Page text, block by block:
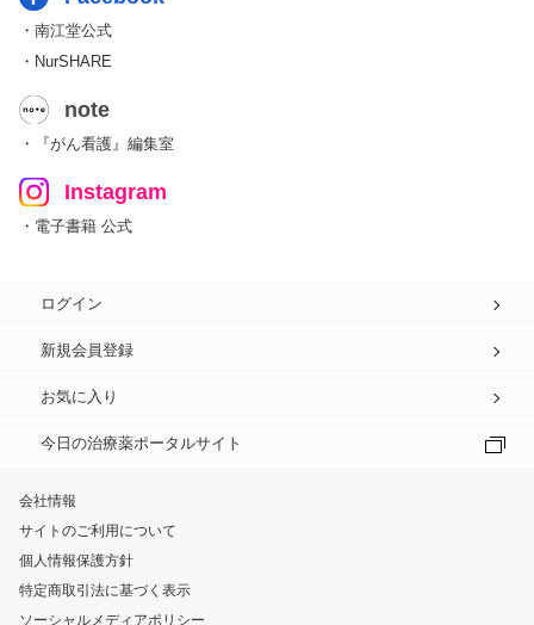
・南江堂公式
・NurSHARE
note
・『がん看護』編集室
Instagram
・電子書籍 公式
ログイン
新規会員登録
お気に入り
今日の治療薬ポータルサイト
会社情報
サイトのご利用について
個人情報保護方針
特定商取引法に基づく表示
ソーシャルメディアポリシー